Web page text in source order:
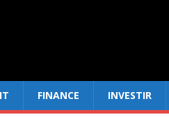
FINANCE INVESTIR